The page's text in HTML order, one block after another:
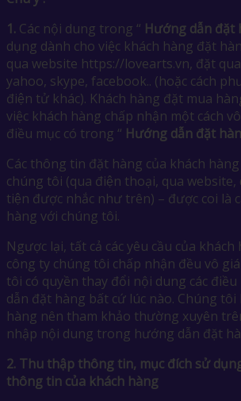
1. Các nội dung trong “ Hướng dẫn đặt
dụng dành cho việc khách hàng đặt
qua website https://lovearts.vn, đặt
yahoo, skype, facebook.. (hoặc cách
điện tử khác). Khách hàng đặt mua
việc khách hàng chấp nhận một cách
điều mục có trong “ Hướng dẫn đặt
Các thông tin đặt hàng của khách
chúng tôi (qua điện thoại, qua website,
tiện được nhắc như trên) – được coi là
hàng với chúng tôi.
Ngược lại, tất cả các yêu cầu của
công ty chúng tôi chấp nhận đều vô
tôi có quyền thay đổi nội dung các
dẫn đặt hàng bất cứ lúc nào. Chúng tôi
hàng nên tham khảo thường xuyên
nhập nội dung trong hướng dẫn đặt
2. Thu thập thông tin, mục đích sử
thông tin của khách hàng